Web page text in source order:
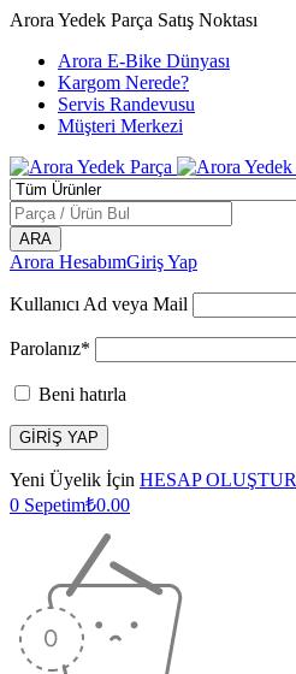
Arora Yedek Parça Satış Noktası
Arora E-Bike Dünyası
Kargom Nerede?
Servis Randevusu
Müşteri Merkezi
Arora HesabımGiriş Yap
Kullanıcı Ad veya Mail
Parolanız*
Beni hatırla
Yeni Üyelik İçin HESAP OLUŞTUR
0 Sepetim₺0.00